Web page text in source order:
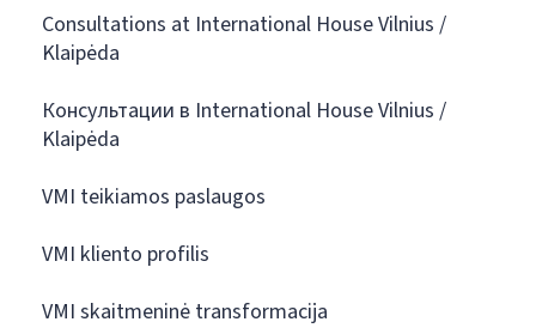
Consultations at International House Vilnius /
Klaipėda
Консультации в International House Vilnius /
Klaipėda
VMI teikiamos paslaugos
VMI kliento profilis
VMI skaitmeninė transformacija